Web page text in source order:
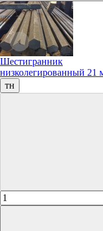
Шестигранник
низколегированный 21
тн